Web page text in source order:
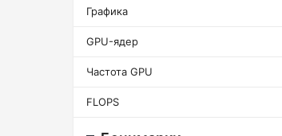
Графика
GPU-ядер
Частота GPU
FLOPS